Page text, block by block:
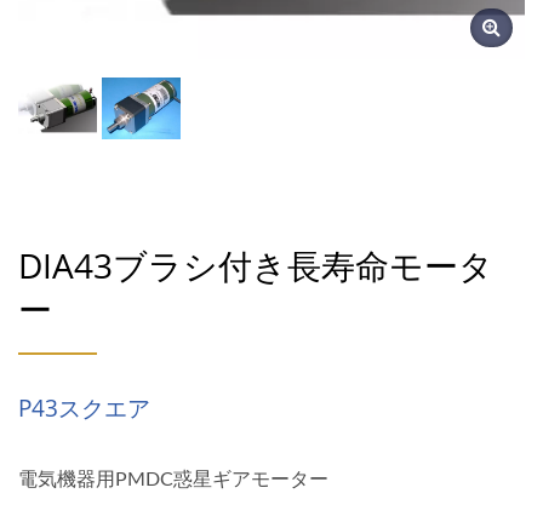
DIA43ブラシ付き長寿命モータ
ー
P43スクエア
電気機器用PMDC惑星ギアモーター